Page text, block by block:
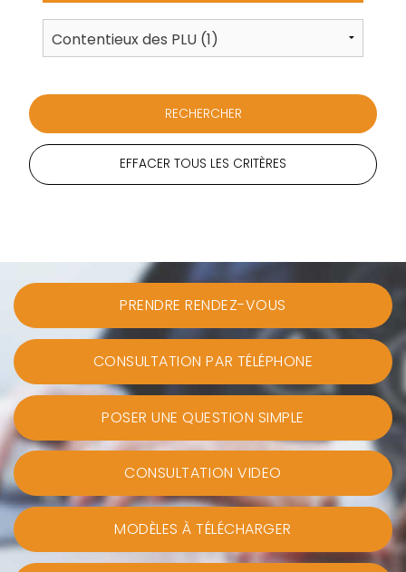
EFFACER TOUS LES CRITÈRES
PRENDRE RENDEZ-VOUS
CONSULTATION PAR TÉLÉPHONE
POSER UNE QUESTION SIMPLE
CONSULTATION VIDEO
MODÈLES À TÉLÉCHARGER